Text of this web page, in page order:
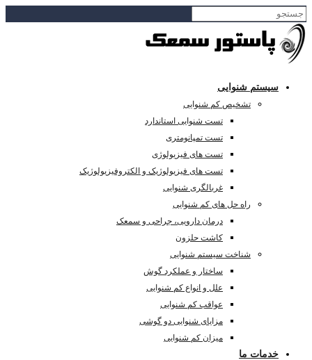
سیستم شنوایی
تشخیص کم شنوایی
تست شنوایی استاندارد
تست تمپانومتری
تست های فیزیولوژی
تست های فیزیولوژیک و الکتروفیزیولوژیک
غربالگری شنوایی
راه حل های کم شنوایی
درمان دارویی، جراحی و سمعک
کاشت حلزون
شناخت سیستم شنوایی
ساختار و عملکرد گوش
علل و انواع کم شنوایی
عواقب کم شنوایی
مزایای شنوایی دو گوشی
میزان کم شنوایی
خدمات ما